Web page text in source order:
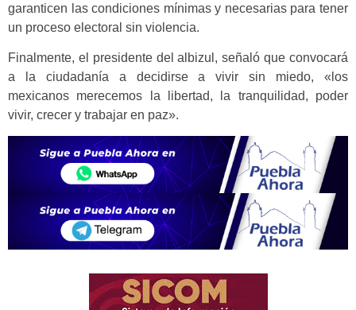
garanticen las condiciones mínimas y necesarias para tener
un proceso electoral sin violencia.
Finalmente, el presidente del albizul, señaló que convocará
a la ciudadanía a decidirse a vivir sin miedo, «los
mexicanos merecemos la libertad, la tranquilidad, poder
vivir, crecer y trabajar en paz».